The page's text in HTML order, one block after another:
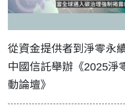
從資金提供者到淨零永
中國信託舉辦《2025淨
動論壇》